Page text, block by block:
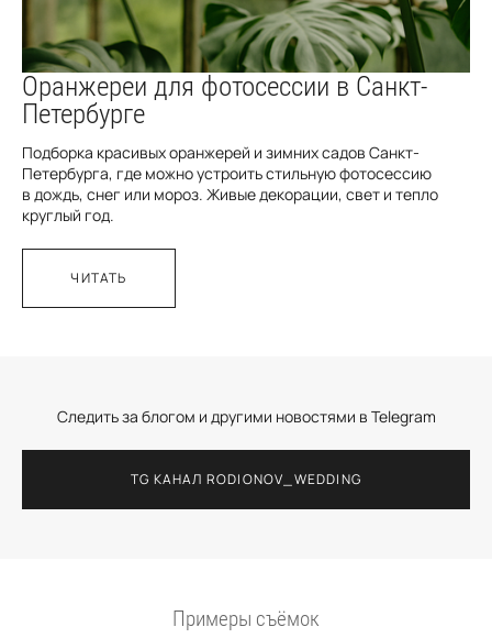
Оранжереи для фотосессии в Санкт-
Петербурге
Подборка красивых оранжерей и зимних садов Санкт-
Петербурга, где можно устроить стильную фотосессию
в дождь, снег или мороз. Живые декорации, свет и тепло
круглый год.
ЧИТАТЬ
Следить за блогом и другими новостями в Telegram
TG КАНАЛ RODIONOV_WEDDING
Примеры съёмок